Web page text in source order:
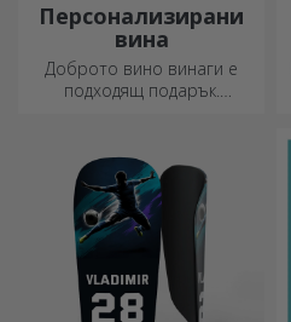
Персонализирани
вина
Доброто вино винаги е
подходящ подарък.
на получателя върху него.